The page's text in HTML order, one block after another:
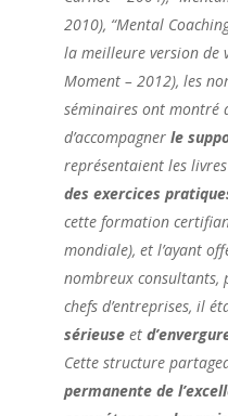
2010), “Mental
la meilleure version de
Moment – 2012), les
séminaires ont montré
d’accompagner le
représentaient les
des exercices
cette formation
mondiale), et l’ayant
nombreux consultants,
chefs d’entreprises, il
sérieuseet
Cette structure
permanente de